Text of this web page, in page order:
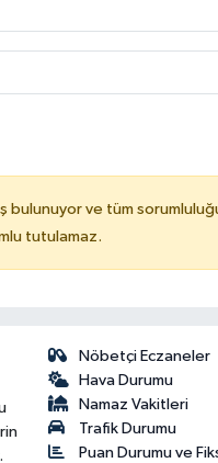
bulunuyor ve tüm
tutulamaz.
Nöbetçi Eczaneler
Hava Durumu
Namaz Vakitleri
Trafik Durumu
Puan Durumu ve